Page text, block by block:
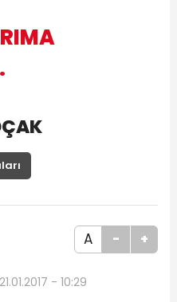
A - +
- 10:29